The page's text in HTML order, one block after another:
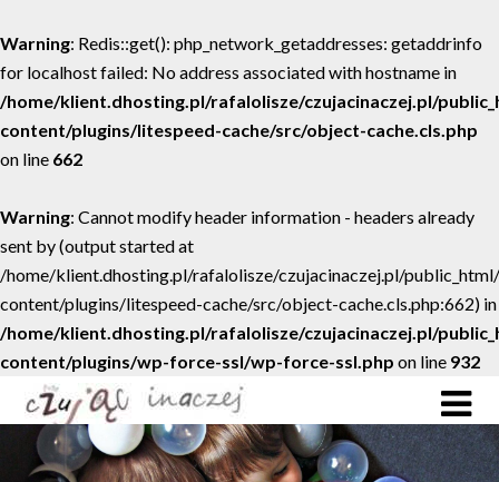
Warning: Redis::get(): php_network_getaddresses: getaddrinfo
for localhost failed: No address associated with hostname in
/home/klient.dhosting.pl/rafalolisze/czujacinaczej.pl/
content/plugins/litespeed-cache/src/object-cache.cls.php
on line 662
Warning: Cannot modify header information - headers already
sent by (output started at
/home/klient.dhosting.pl/rafalolisze/czujacinaczej.pl/
content/plugins/litespeed-cache/src/object-cache.cls.php:662) in
/home/klient.dhosting.pl/rafalolisze/czujacinaczej.pl/
content/plugins/wp-force-ssl/wp-force-ssl.php on line 932